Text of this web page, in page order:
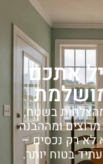
אתכם
מהצלחות בשטח,
ומההבנה
לא רק נכסים –
בטוח יותר.